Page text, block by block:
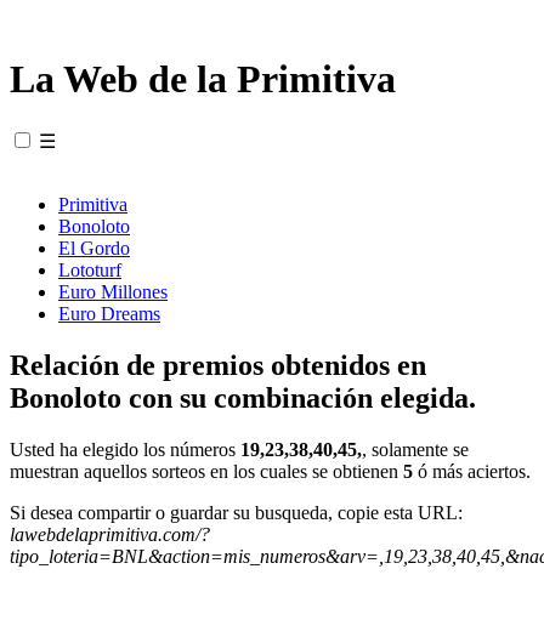
La Web de la Primitiva
☰
Primitiva
Bonoloto
El Gordo
Lototurf
Euro Millones
Euro Dreams
Relación de premios obtenidos en
Bonoloto con su combinación elegida.
Usted ha elegido los números 19,23,38,40,45,, solamente se
muestran aquellos sorteos en los cuales se obtienen 5 ó más aciertos.
Si desea compartir o guardar su busqueda, copie esta URL:
lawebdelaprimitiva.com/?